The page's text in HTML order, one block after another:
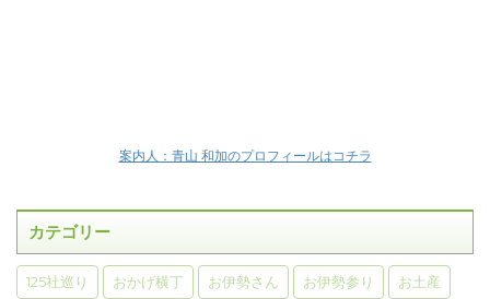
案内人：青山 和加のプロフィールはコチラ
カテゴリー
125社巡り おかげ横丁 お伊勢さん お伊勢参り お土産